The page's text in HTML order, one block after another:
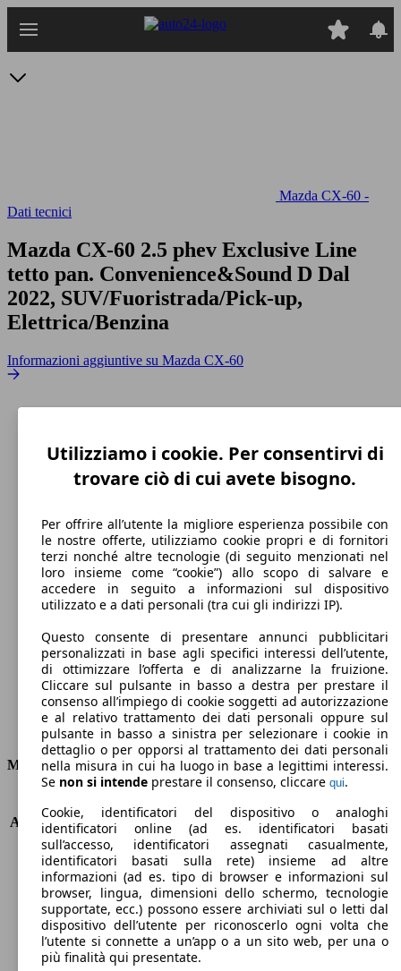
Mazda CX-60 -
Dati tecnici
Mazda CX-60 2.5 phev Exclusive Line
tetto pan. Convenience&Sound D Dal
2022, SUV/Fuoristrada/Pick-up,
Elettrica/Benzina
Informazioni aggiuntive su Mazda CX-60
200 km/h
Elettrica/Benzina
Carburante
Motore e Prestazioni
Accelerazione (0-100 km/h)
5.8s
Velocità massima (km/h)
200 km/h
Numero di marce
8
Coppia
261 nm
Cilindrata
2488 ccm
Carburante
Elettrica/Benzina
Cilindri
4
Trasmissione
Automatico
Utilizziamo i cookie. Per consentirvi di
trovare ciò di cui avete bisogno.
Per offrire all’utente la migliore esperienza possibile con
le nostre offerte, utilizziamo cookie propri e di fornitori
terzi nonché altre tecnologie (di seguito menzionati nel
loro insieme come “cookie”) allo scopo di salvare e
accedere in seguito a informazioni sul dispositivo
utilizzato e a dati personali (tra cui gli indirizzi IP).
Questo consente di presentare annunci pubblicitari
personalizzati in base agli specifici interessi dell’utente,
di ottimizzare l’offerta e di analizzarne la fruizione.
Cliccare sul pulsante in basso a destra per prestare il
consenso all’impiego di cookie soggetti ad autorizzazione
e al relativo trattamento dei dati personali oppure sul
pulsante in basso a sinistra per selezionare i cookie in
dettaglio o per opporsi al trattamento dei dati personali
nella misura in cui ha luogo in base a legittimi interessi.
Se non si intende prestare il consenso, cliccare qui.
Cookie, identificatori del dispositivo o analoghi
identificatori online (ad es. identificatori basati
sull’accesso, identificatori assegnati casualmente,
identificatori basati sulla rete) insieme ad altre
informazioni (ad es. tipo di browser e informazioni sul
browser, lingua, dimensioni dello schermo, tecnologie
supportate, ecc.) possono essere archiviati sul o letti dal
dispositivo dell’utente per riconoscerlo ogni volta che
l’utente si connette a un’app o a un sito web, per una o
più finalità qui presentate.